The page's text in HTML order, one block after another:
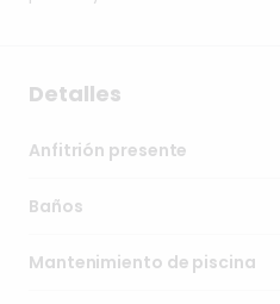
Detalles
Anfitrión presente
Baños
Mantenimiento de piscina